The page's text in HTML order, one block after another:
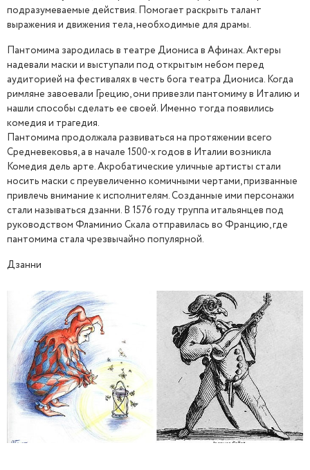
подразумеваемые действия. Помогает раскрыть талант
выражения и движения тела, необходимые для драмы.
Пантомима зародилась в театре Диониса в Афинах. Актеры
надевали маски и выступали под открытым небом перед
аудиторией на фестивалях в честь бога театра Диониса. Когда
римляне завоевали Грецию, они привезли пантомиму в Италию и
нашли способы сделать ее своей. Именно тогда появились
комедия и трагедия.
Пантомима продолжала развиваться на протяжении всего
Средневековья, а в начале 1500-х годов в Италии возникла
Комедия дель арте. Акробатические уличные артисты стали
носить маски с преувеличенно комичными чертами, призванные
привлечь внимание к исполнителям. Созданные ими персонажи
стали называться дзанни. В 1576 году труппа итальянцев под
руководством Фламинио Скала отправилась во Францию, где
пантомима стала чрезвычайно популярной.
Дзанни